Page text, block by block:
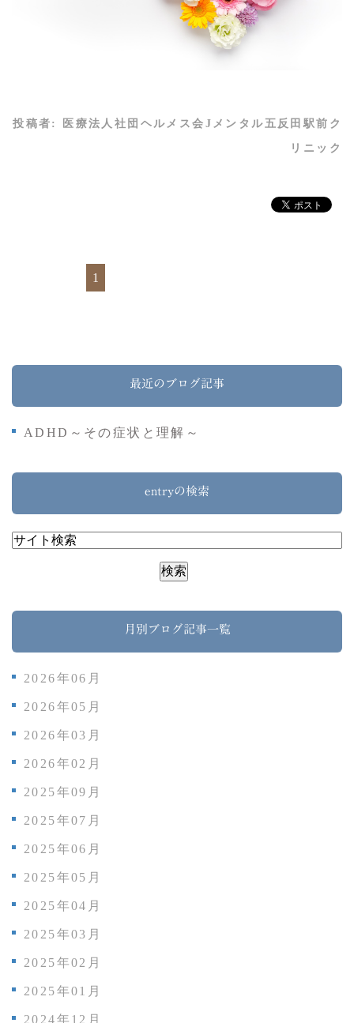
投稿者: 医療法人社団ヘルメス会Jメンタル五反田駅前ク
リニック
1
最近のブログ記事
ADHD～その症状と理解～
entryの検索
月別ブログ記事一覧
2026年06月
2026年05月
2026年03月
2026年02月
2025年09月
2025年07月
2025年06月
2025年05月
2025年04月
2025年03月
2025年02月
2025年01月
2024年12月